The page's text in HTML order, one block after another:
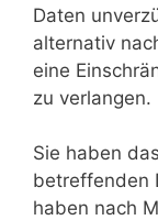
Daten
alternativ
eine
zu verlangen.
Sie haben
betreffenden
haben nach